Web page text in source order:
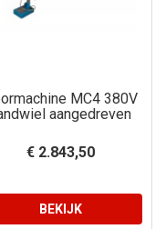
MC4 380V
aangedreven
€ 2.843,50
BEKIJK